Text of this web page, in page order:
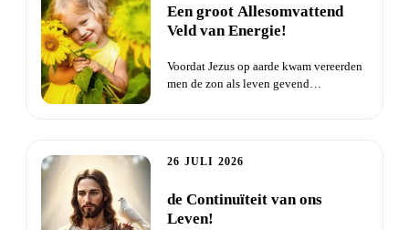
Een groot Allesomvattend
Veld van Energie!
Voordat Jezus op aarde kwam vereerden
men de zon als leven gevend
26 JULI 2026
de Continuïteit van ons
Leven!